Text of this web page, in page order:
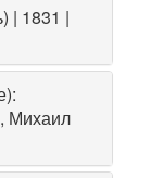
| 1831 |
Михаил